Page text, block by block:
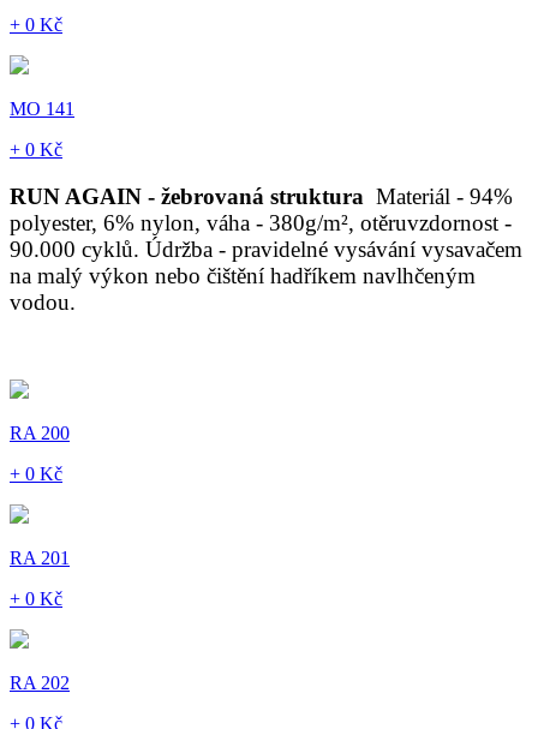
+ 0 Kč
MO 141
+ 0 Kč
RUN AGAIN - žebrovaná struktura Materiál - 94%
polyester, 6% nylon, váha - 380g/m², otěruvzdornost -
90.000 cyklů. Údržba - pravidelné vysávání vysavačem
na malý výkon nebo čištění hadříkem navlhčeným
vodou.
RA 200
+ 0 Kč
RA 201
+ 0 Kč
RA 202
+ 0 Kč